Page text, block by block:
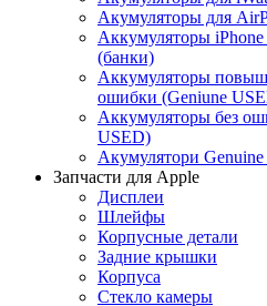
Акумуляторы для
Аккумуляторы
(банки)
Аккумуляторы
ошибки (Geniune
Аккумуляторы без
USED)
Акумулятори
Запчасти для Apple
Дисплеи
Шлейфы
Корпусные детали
Задние крышки
Корпуса
Стекло камеры